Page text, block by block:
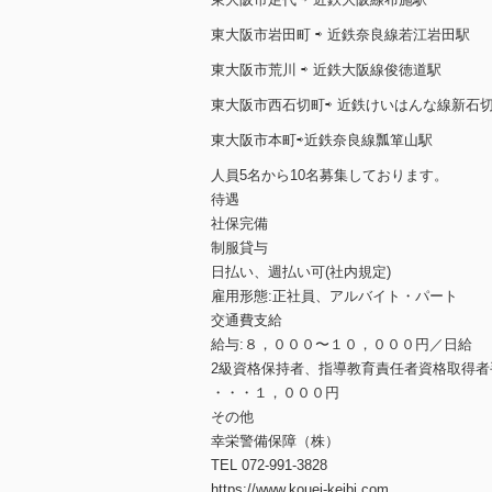
東大阪市岩田町 ⇨ 近鉄奈良線若江岩田駅
東大阪市荒川 ⇨ 近鉄大阪線俊徳道駅
東大阪市西石切町⇨ 近鉄けいはんな線新石
東大阪市本町⇨近鉄奈良線瓢箪山駅
人員5名から10名募集しております。
待遇
社保完備
制服貸与
日払い、週払い可(社内規定)
雇用形態:正社員、アルバイト・パート
交通費支給
給与:８，０００〜１０，０００円／日給
2級資格保持者、指導教育責任者資格取得者
・・・１，０００円
その他
幸栄警備保障（株）
TEL 072-991-3828